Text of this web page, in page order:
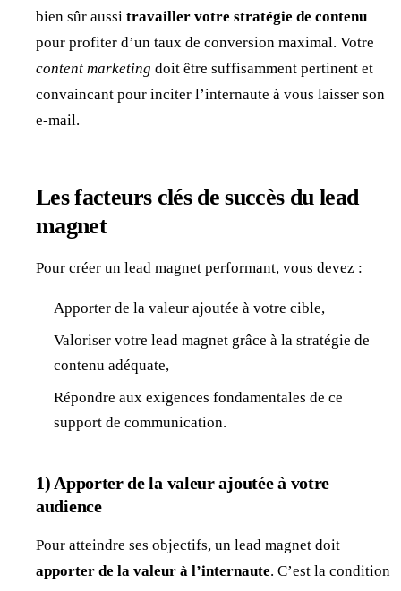
bien sûr aussi travailler votre stratégie de contenu
pour profiter d’un taux de conversion maximal. Votre
content marketing doit être suffisamment pertinent et
convaincant pour inciter l’internaute à vous laisser son
e-mail.
Les facteurs clés de succès du lead
magnet
Pour créer un lead magnet performant, vous devez :
Apporter de la valeur ajoutée à votre cible,
Valoriser votre lead magnet grâce à la stratégie de
contenu adéquate,
Répondre aux exigences fondamentales de ce
support de communication.
1) Apporter de la valeur ajoutée à votre
audience
Pour atteindre ses objectifs, un lead magnet doit
apporter de la valeur à l’internaute. C’est la condition